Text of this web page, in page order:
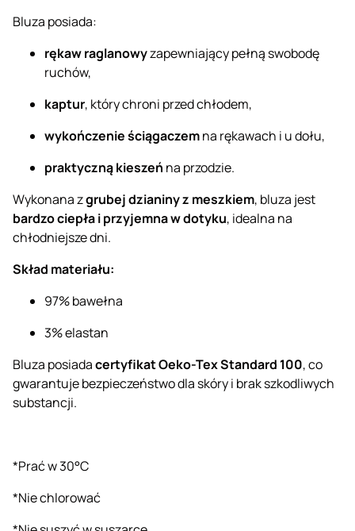
Bluza posiada:
rękaw raglanowyzapewniający pełną swobodę
ruchów,
kaptur, który chroni przed chłodem,
wykończenie ściągaczemna rękawach i u dołu,
praktyczną kieszeń na przodzie.
Wykonana zgrubej dzianiny z meszkiem, bluza jest
bardzo ciepła i przyjemna w dotyku, idealna na
chłodniejsze dni.
Skład materiału:
97% bawełna
3% elastan
Bluza posiadacertyfikat Oeko-Tex Standard 100, co
gwarantuje bezpieczeństwo dla skóry i brak szkodliwych
substancji.
*Prać w 30°C
*Nie chlorować